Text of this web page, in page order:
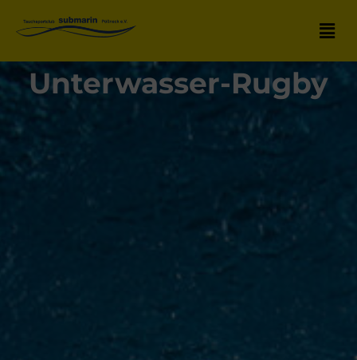
Unterwasser-Rugby